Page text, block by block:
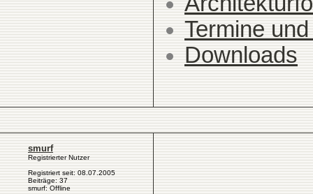
Termine
Downloads
smurf
Registrierter Nutzer
Registriert seit: 08.07.2005
Beiträge: 37
smurf: Offline